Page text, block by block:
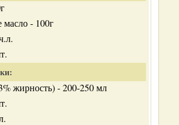
масло - 100г
жирность) - 200-250 мл